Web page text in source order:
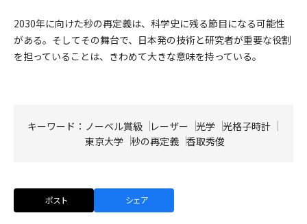
2030年に向けた秒の再定義は、科学史に残る節目になる可能性
がある。そしてその舞台で、日本発の技術と研究者が重要な役割
を担っていることは、きわめて大きな意味を持っている。
キーワード： ノーベル賞級 レーザー 光学
光格子時計
東京大学 秒の再定義 香取秀俊
ポスト シェア